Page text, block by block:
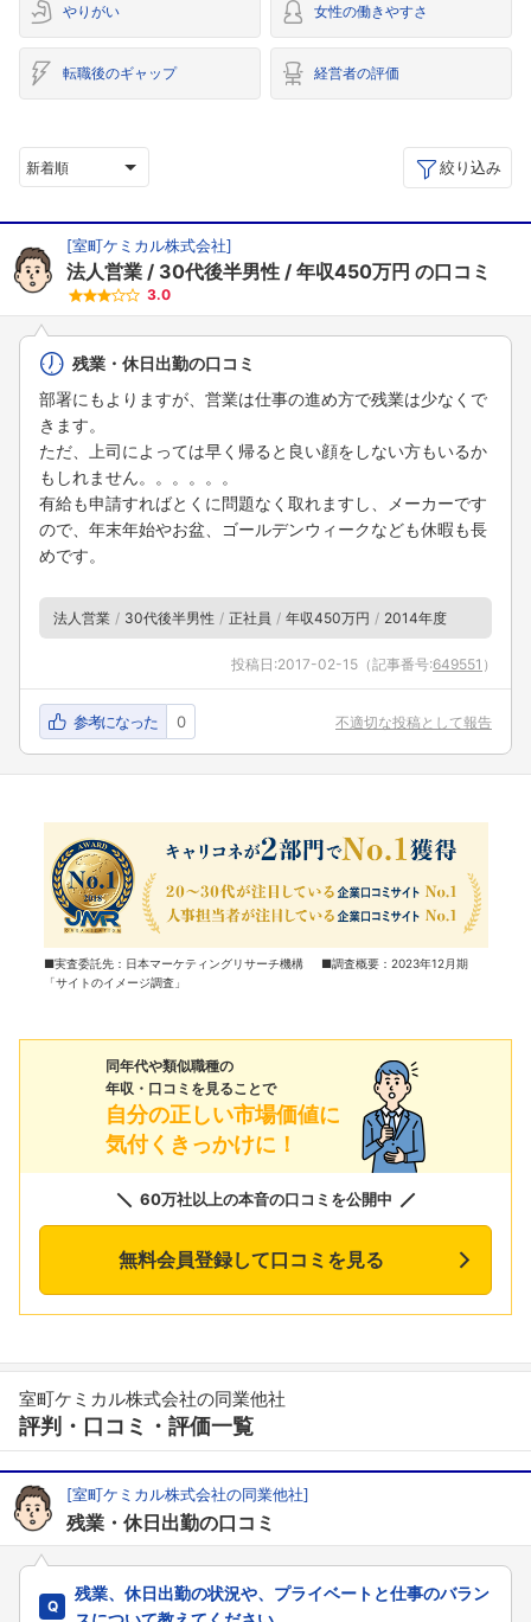
やりがい 女性の働きやすさ
転職後のギャップ 経営者の評価
新着順 絞り込み
[室町ケミカル株式会社]
法人営業 30代後半男性 年収450万円 の口コミ
3.0
残業・休日出勤の口コミ
部署にもよりますが、営業は仕事の進め方で残業は少なくで
きます。
ただ、上司によっては早く帰ると良い顔をしない方もいるか
もしれません。。。。。。
有給も申請すればとくに問題なく取れますし、メーカーです
ので、年末年始やお盆、ゴールデンウィークなども休暇も長
めです。
法人営業 30代後半男性 正社員 年収450万円 2014年度
投稿日:2017-02-15 （記事番号:649551 ）
参考になった 0 不適切な投稿として報告
■実査委託先：日本マーケティングリサーチ機構 ■調査概要：2023年12月期
「サイトのイメージ調査」
同年代や類似職種の
年収・口コミを見ることで
自分の正しい市場価値に
気付くきっかけに！
60万社以上の本音の口コミを公開中
無料会員登録して口コミを見る
室町ケミカル株式会社の同業他社
評判・口コミ・評価一覧
[室町ケミカル株式会社の同業他社]
残業・休日出勤の口コミ
残業、休日出勤の状況や、プライベートと仕事のバラン